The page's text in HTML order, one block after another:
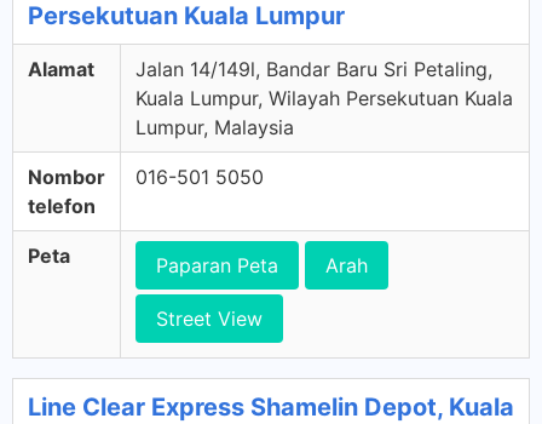
Persekutuan Kuala Lumpur
Alamat
Jalan 14/149l, Bandar Baru Sri Petaling,
Kuala Lumpur, Wilayah Persekutuan Kuala
Lumpur, Malaysia
Nombor
telefon
016-501 5050
Peta Paparan Peta Arah
Street View
Line Clear Express Shamelin Depot, Kuala